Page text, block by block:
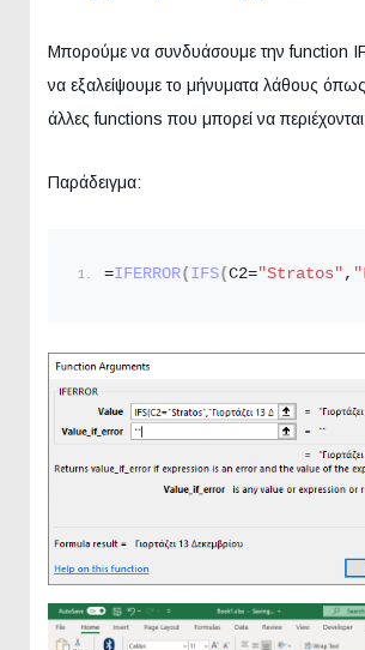
Μπορούμε να συνδυάσουμε την function
να εξαλείψουμε το μήνυματα λάθους
άλλες functions που μπορεί να
Παράδειγμα:
=IFERROR( IFS(C2="Stratos" ,